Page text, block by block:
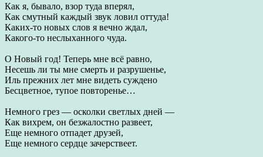
Как я, бывало, взор туда вперял,
Как смутный каждый звук ловил оттуда!
Каких-то новых слов я вечно ждал,
Какого-то неслыханного чуда.
О Новый год! Теперь мне всё равно,
Несешь ли ты мне смерть и разрушенье,
Иль прежних лет мне видеть суждено
Бесцветное, тупое повторенье…
Немного грез — осколки светлых дней —
Как вихрем, он безжалостно развеет,
Еще немного отпадет друзей,
Еще немного сердце зачерствеет.